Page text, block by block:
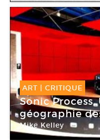
ART | CRITIQUE
Sonic
géographie
Mike Kelley
Centre Pompidou